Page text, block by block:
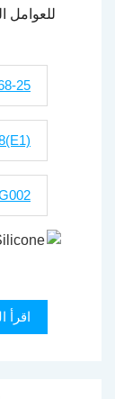
للعوامل
25
اقرأ